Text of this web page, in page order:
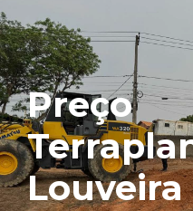
Preço
Louveira